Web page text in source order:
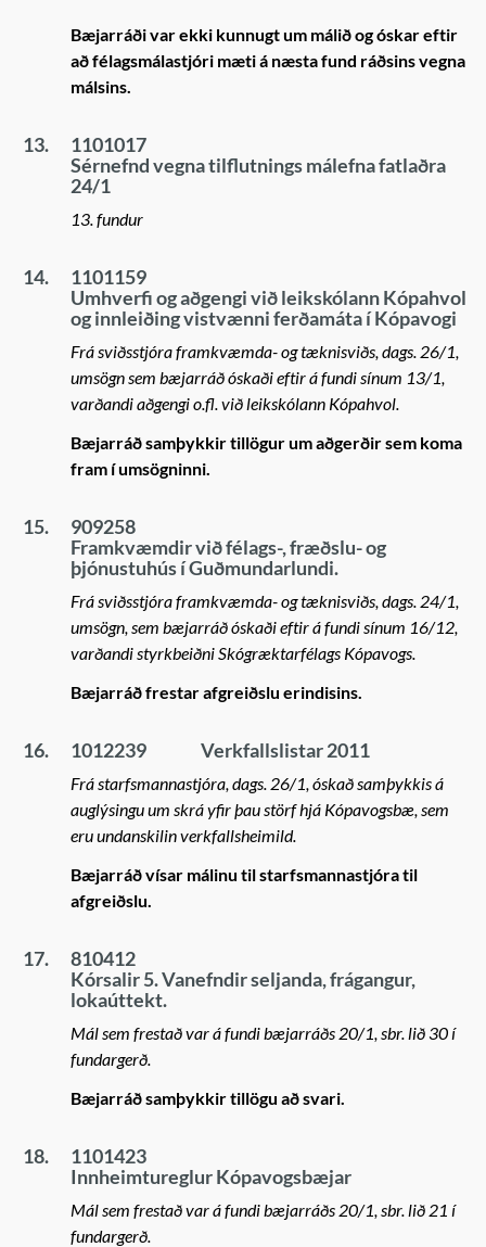
Bæjarráði var ekki kunnugt um málið og óskar eftir
að félagsmálastjóri mæti á næsta fund ráðsins vegna
málsins.
13.
1101017
Sérnefnd vegna tilflutnings málefna fatlaðra
24/1
13. fundur
14.
1101159
Umhverfi og aðgengi við leikskólann Kópahvol
og innleiðing vistvænni ferðamáta í Kópavogi
Frá sviðsstjóra framkvæmda- og tæknisviðs, dags. 26/1,
umsögn sem bæjarráð óskaði eftir á fundi sínum 13/1,
varðandi aðgengi o.fl. við leikskólann Kópahvol.
Bæjarráð samþykkir tillögur um aðgerðir sem koma
fram í umsögninni.
15.
909258
Framkvæmdir við félags-, fræðslu- og
þjónustuhús í Guðmundarlundi.
Frá sviðsstjóra framkvæmda- og tæknisviðs, dags. 24/1,
umsögn, sem bæjarráð óskaði eftir á fundi sínum 16/12,
varðandi styrkbeiðni Skógræktarfélags Kópavogs.
Bæjarráð frestar afgreiðslu erindisins.
16. 1012239 Verkfallslistar 2011
Frá starfsmannastjóra, dags. 26/1, óskað samþykkis á
auglýsingu um skrá yfir þau störf hjá Kópavogsbæ, sem
eru undanskilin verkfallsheimild.
Bæjarráð vísar málinu til starfsmannastjóra til
afgreiðslu.
17.
810412
Kórsalir 5. Vanefndir seljanda, frágangur,
lokaúttekt.
Mál sem frestað var á fundi bæjarráðs 20/1, sbr. lið 30 í
fundargerð.
Bæjarráð samþykkir tillögu að svari.
18.
1101423
Innheimtureglur Kópavogsbæjar
Mál sem frestað var á fundi bæjarráðs 20/1, sbr. lið 21 í
fundargerð.